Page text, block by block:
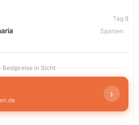
Tag 8
Spanien
Bestpreise in Sicht
›